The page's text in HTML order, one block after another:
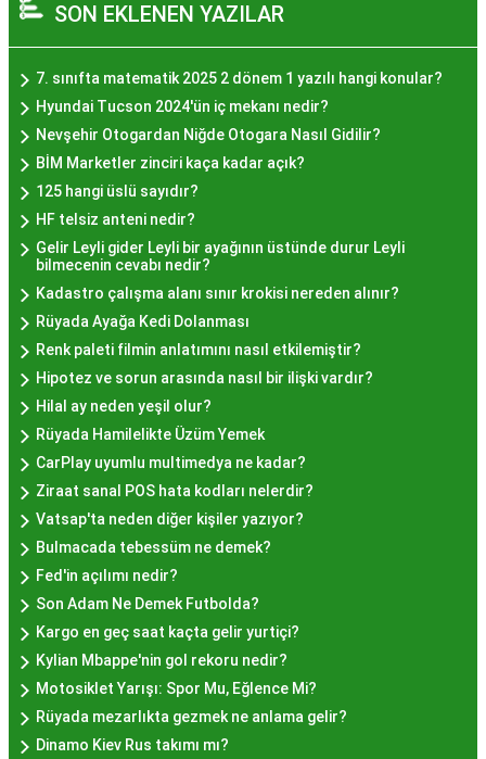
izler bırakan bir tatlıdır. İstanbul'da popüler
olmasının arkasında bu eşsiz lezzetin herkesi
cezbetmesi ve geleneksel dokunuşlarla
hazırlanması yatmaktadır.
Hayır Lokması İstanbul'da
Nerede Bulunur?
pastane, hayır lokması sunmaktadır. Geleneksel
tatları sevenler için Sultanahmet, Eminönü, ve
Eyüp gibi tarihi semtlerdeki lokantalarda Hayır
Lokması deneyimi daha da özel olabilir. Ayrıca,
Beyoğlu, Kadıköy, ve Beşiktaş gibi modern
semtlerde de bu lezzeti bulabilirsiniz.
Hayır Lokması Fiyatları
İstanbul'da Nasıl?
Hayır lokması fiyatları İstanbul
mekanlara ve sunulan hizmete göre değişiklik
gösterir. Genellikle porsiyon bazında satılan hayır
lokmalarının fiyatları uygun olup, lezzetin
kalitesiyle uyumlu bir deneyim sunar. İstanbul'da
farklı mekanlarda çeşitli fiyat seçeneklerini
değerlendirerek, bütçenize uygun bir hayır lokması
bulabilirsiniz.
SON EKLENEN YAZILAR
7. sınıfta matematik 2025 2 dönem 1 yazılı hangi konular?
Hyundai Tucson 2024'ün iç mekanı nedir?
Nevşehir Otogardan Niğde Otogara Nasıl Gidilir?
BİM Marketler zinciri kaça kadar açık?
125 hangi üslü sayıdır?
HF telsiz anteni nedir?
Gelir Leyli gider Leyli bir ayağının üstünde durur Leyli
bilmecenin cevabı nedir?
Kadastro çalışma alanı sınır krokisi nereden alınır?
Rüyada Ayağa Kedi Dolanması
Renk paleti filmin anlatımını nasıl etkilemiştir?
Hipotez ve sorun arasında nasıl bir ilişki vardır?
Hilal ay neden yeşil olur?
Rüyada Hamilelikte Üzüm Yemek
CarPlay uyumlu multimedya ne kadar?
Ziraat sanal POS hata kodları nelerdir?
Vatsap'ta neden diğer kişiler yazıyor?
Bulmacada tebessüm ne demek?
Fed'in açılımı nedir?
Son Adam Ne Demek Futbolda?
Kargo en geç saat kaçta gelir yurtiçi?
Kylian Mbappe'nin gol rekoru nedir?
Motosiklet Yarışı: Spor Mu, Eğlence Mi?
Rüyada mezarlıkta gezmek ne anlama gelir?
Dinamo Kiev Rus takımı mı?